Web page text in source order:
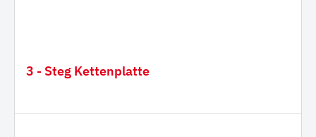
3 - Steg Kettenplatte